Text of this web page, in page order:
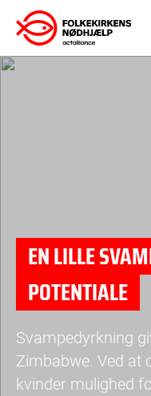
Gå
til
indhold
EN LILLE
POTENTIALE
Svampedyrkning
Zimbabwe. Ved at
kvinder mulighed